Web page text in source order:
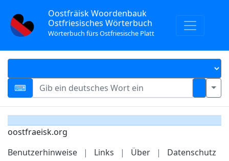
Oostfräisk Woordenbauk
Ostfriesisches Wörterbuch
Wörterbuch fürs Ostfriesische Platt
oostfraeisk.org
Benutzerhinweise
| Links | Über | Datenschutz